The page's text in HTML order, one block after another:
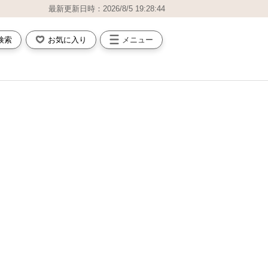
最新更新日時：2026/8/5 19:28:44
索 お気に入り メニュー